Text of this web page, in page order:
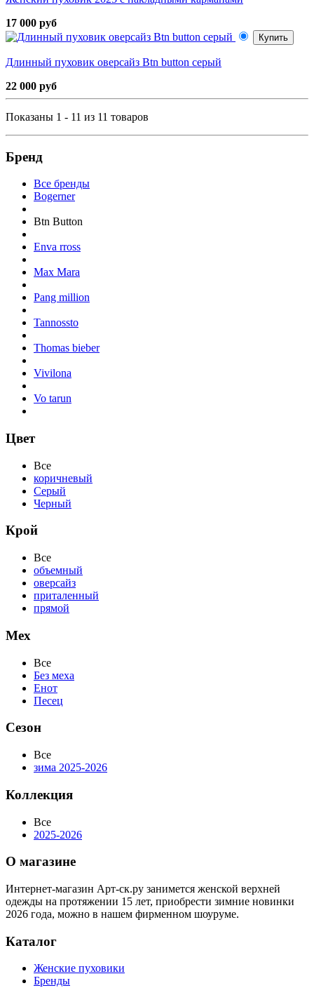
17 000 руб
Купить
Длинный пуховик оверсайз Btn button серый
22 000 руб
Показаны 1 - 11 из 11 товаров
Бренд
Все бренды
Bogerner
Btn Button
Enva rross
Max Mara
Pang million
Tannossto
Thomas bieber
Vivilona
Vo tarun
Цвет
Все
коричневый
Серый
Черный
Крой
Все
объемный
оверсайз
приталенный
прямой
Мех
Все
Без меха
Енот
Песец
Сезон
Все
зима 2025-2026
Коллекция
Все
2025-2026
О магазине
Интернет-магазин Арт-ск.ру занимется женской верхней
одежды на протяжении 15 лет, приобрести зимние новинки
2026 года, можно в нашем фирменном шоуруме.
Каталог
Женские пуховики
Бренды